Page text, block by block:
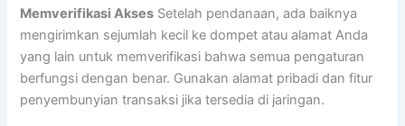
Memverifikasi Akses Setelah pendanaan, ada baiknya
mengirimkan sejumlah kecil ke dompet atau alamat Anda
yang lain untuk memverifikasi bahwa semua pengaturan
berfungsi dengan benar. Gunakan alamat pribadi dan fitur
penyembunyian transaksi jika tersedia di jaringan.